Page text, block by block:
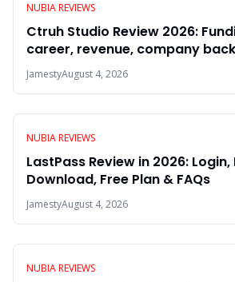
NUBIA REVIEWS
Ctruh Studio Review 2026:
career, revenue, company
FAQs
JamestyAugust 4, 2026
NUBIA REVIEWS
LastPass Review in 2026:
Download, Free Plan & FAQs
JamestyAugust 4, 2026
NUBIA REVIEWS